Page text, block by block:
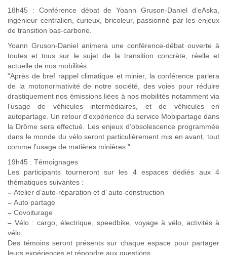
18h45 : Conférence débat de Yoann Gruson-Daniel d’eAska,
ingénieur centralien, curieux, bricoleur, passionné par les enjeux
de transition bas-carbone.
Yoann Gruson-Daniel animera une conférence-débat ouverte à
toutes et tous sur le sujet de la transition concrète, réelle et
actuelle de nos mobilités.
"Après de bref rappel climatique et minier, la conférence parlera
de la motonormativité de notre société, des voies pour réduire
drastiquement nos émissions liées à nos mobilités notamment via
l’usage de véhicules intermédiaires, et de véhicules en
autopartage. Un retour d’expérience du service Mobipartage dans
la Drôme sera effectué. Les enjeux d’obsolescence programmée
dans le monde du vélo seront particulièrement mis en avant, tout
comme l’usage de matières minières."
19h45 : Témoignages
Les participants tourneront sur les 4 espaces dédiés aux 4
thématiques suivantes :
– Atelier d’auto-réparation et d’ auto-construction
– Auto partage
– Covoiturage
– Vélo : cargo, électrique, speedbike, voyage à vélo, activités à
vélo
Des témoins seront présents sur chaque espace pour partager
leurs expériences et répondre aux questions.